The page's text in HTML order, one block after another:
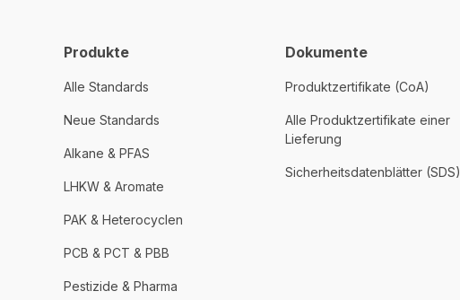
Produkte
Alle Standards
Neue Standards
Alkane & PFAS
LHKW & Aromate
PAK & Heterocyclen
PCB & PCT & PBB
Pestizide & Pharma
Dokumente
Produktzertifikate (CoA)
Alle Produktzertifikate einer
Lieferung
Sicherheitsdatenblätter (SDS)